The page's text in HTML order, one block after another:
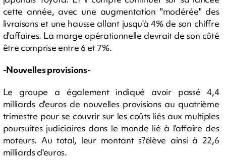
cette année, avec une augmentation "modérée" des
livraisons et une hausse allant jusqu'à 4% de son chiffre
d'affaires. La marge opérationnelle devrait de son côté
être comprise entre 6 et 7%.
-Nouvelles provisions-
Le groupe a également indiqué avoir passé 4,4
milliards d'euros de nouvelles provisions au quatrième
trimestre pour se couvrir sur les coûts liés aux multiples
poursuites judiciaires dans le monde lié à l'affaire des
moteurs. Au total, leur montant s?élève ainsi à 22,6
milliards d'euros.